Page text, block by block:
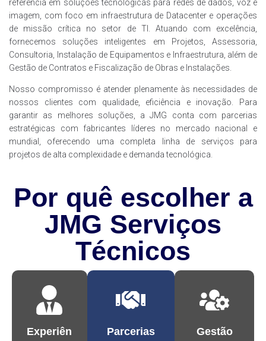
referência em soluções tecnológicas para redes de dados, voz e
imagem, com foco em infraestrutura de Datacenter e operações
de missão crítica no setor de TI. Atuando com excelência,
fornecemos soluções inteligentes em Projetos, Assessoria,
Consultoria, Instalação de Equipamentos e Infraestrutura, além de
Gestão de Contratos e Fiscalização de Obras e Instalações.
Nosso compromisso é atender plenamente às necessidades de
nossos clientes com qualidade, eficiência e inovação. Para
garantir as melhores soluções, a JMG conta com parcerias
estratégicas com fabricantes líderes no mercado nacional e
mundial, oferecendo uma completa linha de serviços para
projetos de alta complexidade e demanda tecnológica.
Por quê escolher a
JMG Serviços
Técnicos
Experiên
Parcerias
Gestão